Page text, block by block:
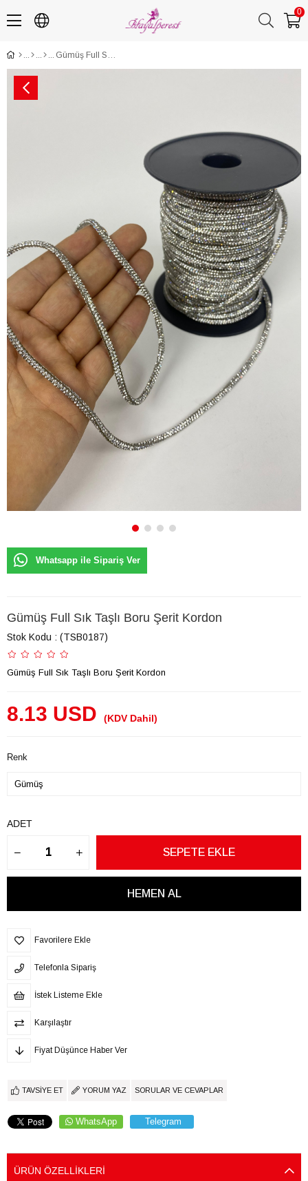
0
Gümüş Full Sık Taşlı Boru Şerit Kordon
Whatsapp ile Sipariş Ver
Gümüş Full Sık Taşlı Boru Şerit Kordon
Stok Kodu (TSB0187)
Gümüş Full Sık Taşlı Boru Şerit Kordon
8.13 USD (KDV Dahil)
Renk
ADET
Favorilere Ekle
Telefonla Sipariş
İstek Listeme Ekle
Karşılaştır
Fiyat Düşünce Haber Ver
TAVSIYE ET YORUM YAZ SORULAR VE CEVAPLAR
WhatsApp Telegram
ÜRÜN ÖZELLIKLERI